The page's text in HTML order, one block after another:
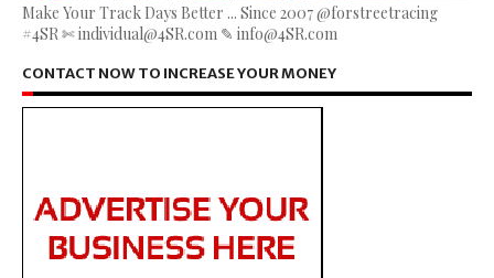
Make Your Track Days Better ... Since 2007 @forstreetracing
#4SR ✄ individual@4SR.com ✎ info@4SR.com
CONTACT NOW TO INCREASE YOUR MONEY